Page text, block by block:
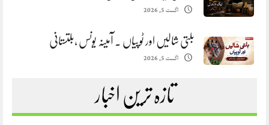
اگست 5, 2026
بلتی شالیں اور ٹوپیاں . آمینہ یونس ،بلتستانی
اگست 5, 2026
تازہ ترین اخبار